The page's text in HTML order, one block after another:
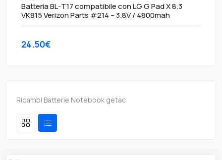
Batteria BL-T17 compatibile con LG G Pad X 8.3
VK815 Verizon Parts #214 – 3.8V / 4800mah
24.50€
Ricambi Batterie Notebook getac